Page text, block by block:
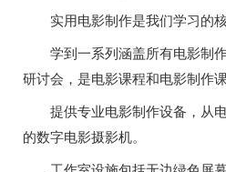
实用电影制作是我们学习的
学到一系列涵盖所有电影制
研讨会，是电影课程和电影制作
提供专业电影制作设备，从
的数字电影摄影机。